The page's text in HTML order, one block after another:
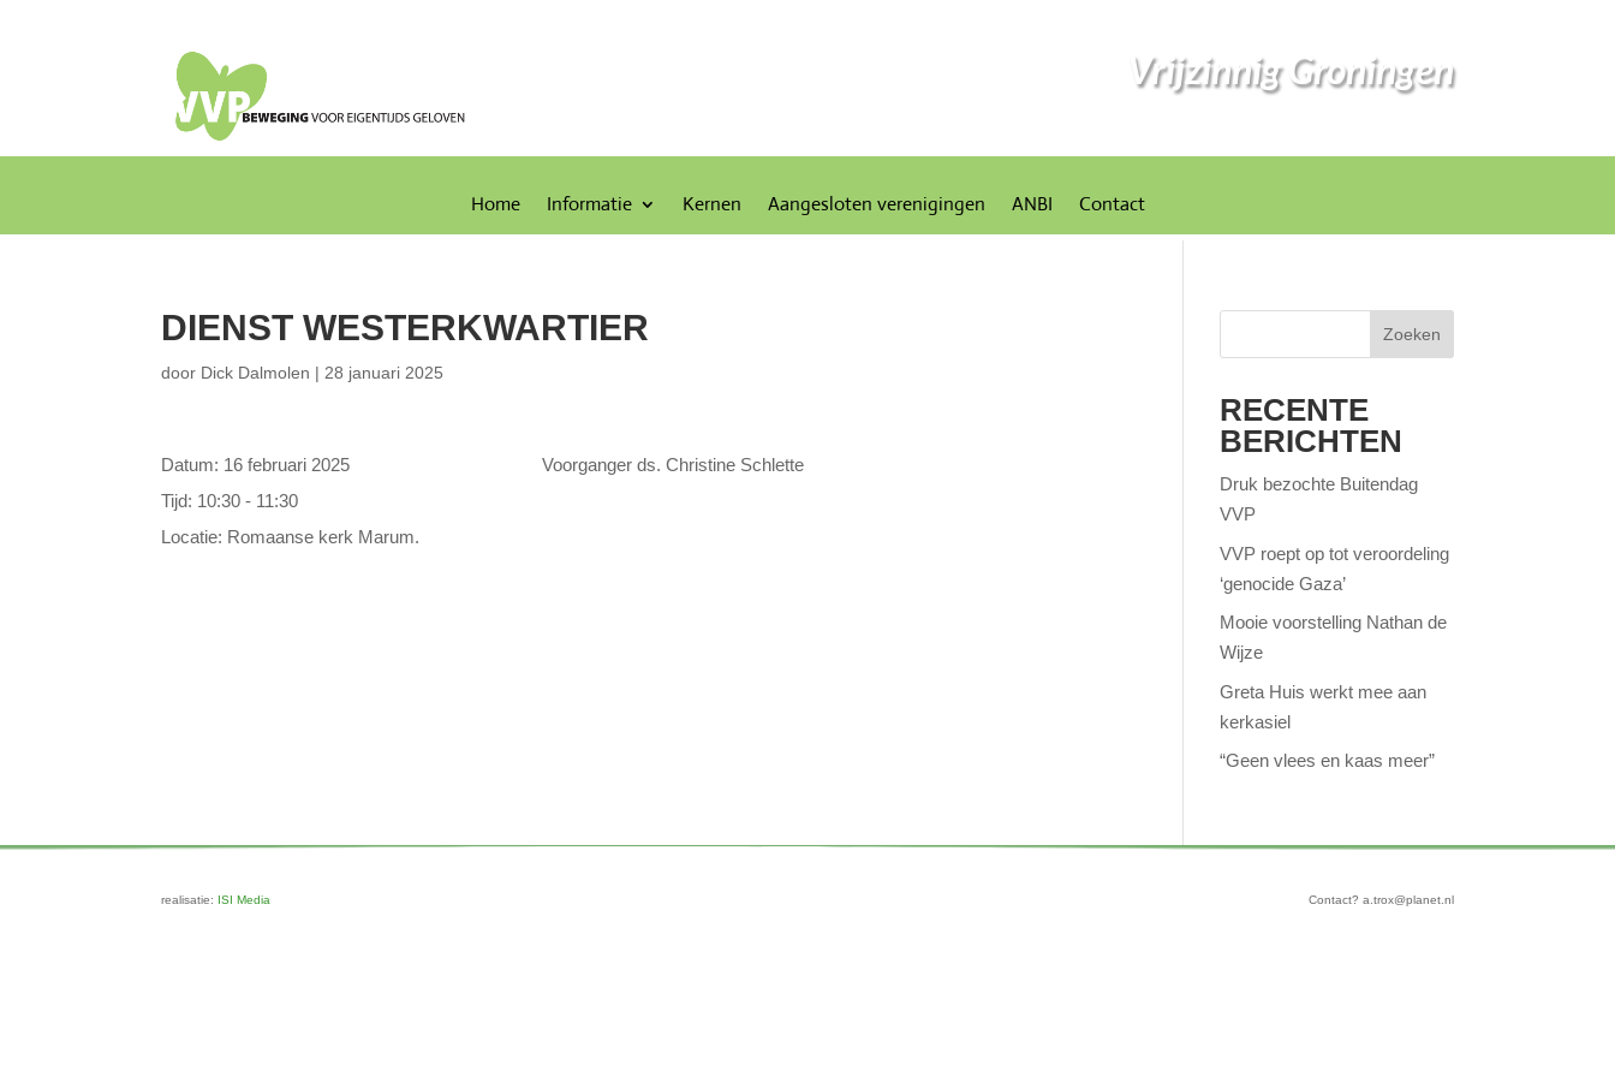
Vrijzinnig Groningen
Home Informatie Kernen Aangesloten verenigingen ANBI Contact
DIENST WESTERKWARTIER
door Dick Dalmolen | 28 januari 2025
Datum: 16 februari 2025
Tijd: 10:30 - 11:30
Locatie: Romaanse kerk Marum.
Voorganger ds. Christine Schlette
Zoeken
RECENTE
BERICHTEN
Druk bezochte Buitendag
VVP
VVP roept op tot veroordeling
‘genocide Gaza’
Mooie voorstelling Nathan de
Wijze
Greta Huis werkt mee aan
kerkasiel
“Geen vlees en kaas meer”
realisatie: ISI Media Contact? a.trox@planet.nl